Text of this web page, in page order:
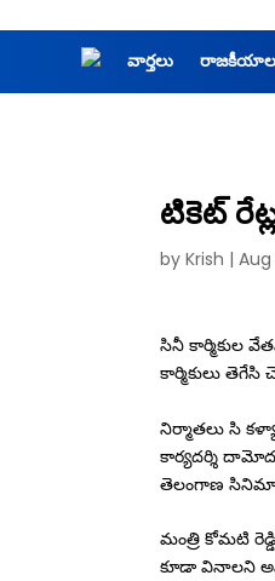
వార్తలు
టికెట్
by Krish | Aug
సినీ కార్మికుల
కార్మికులు
నిర్మాతలు సి
కార్యదర్శి
తెలంగాణ
మంత్రి కోమటి
కూడా వినాలని